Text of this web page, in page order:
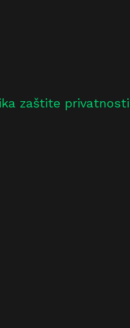
zaštite privatnosti